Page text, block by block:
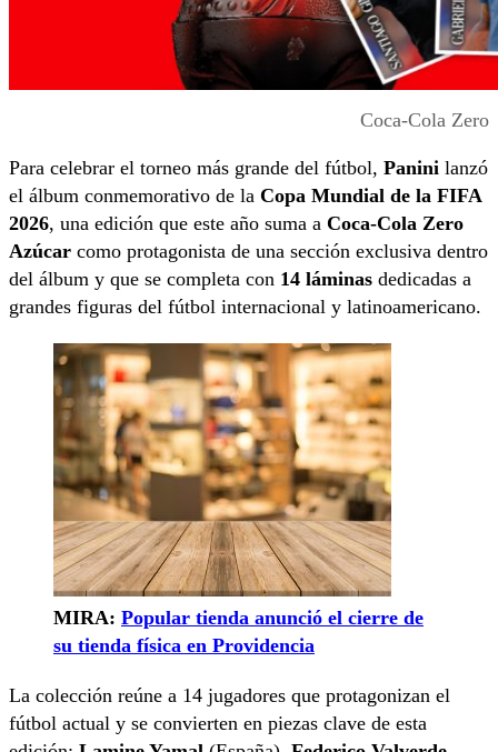
Coca-Cola Zero
Para celebrar el torneo más grande del fútbol, Panini lanzó
el álbum conmemorativo de la Copa Mundial de la FIFA
2026, una edición que este año suma a Coca-Cola Zero
Azúcar como protagonista de una sección exclusiva dentro
del álbum y que se completa con 14 láminas dedicadas a
grandes figuras del fútbol internacional y latinoamericano.
MIRA: Popular tienda anunció el cierre de
su tienda física en Providencia
La colección reúne a 14 jugadores que protagonizan el
fútbol actual y se convierten en piezas clave de esta